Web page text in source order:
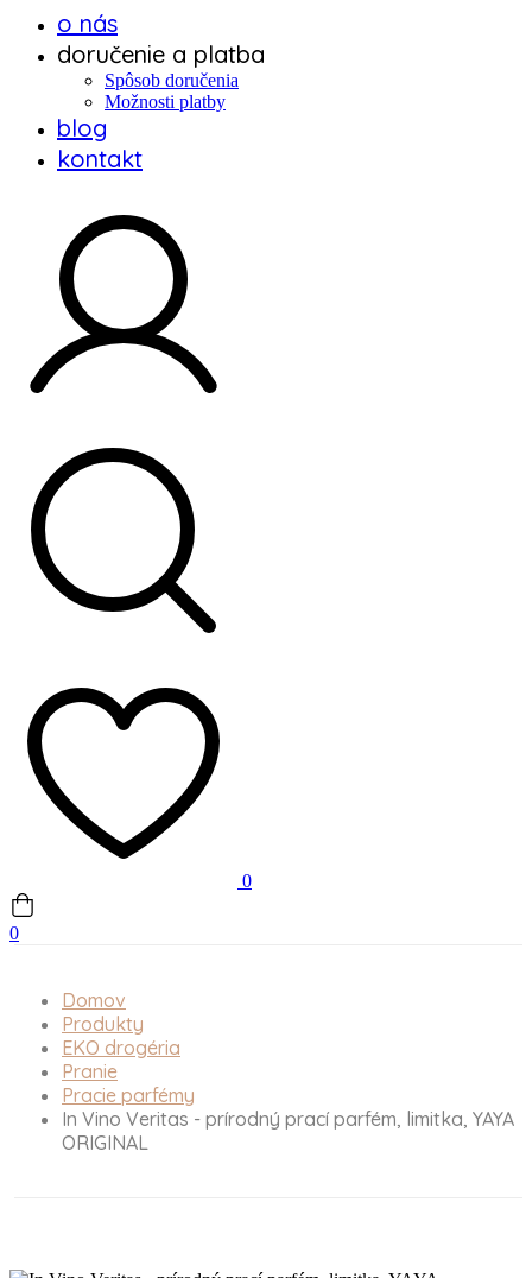
o nás
doručenie a platba
Spôsob doručenia
Možnosti platby
blog
kontakt
0
0
Domov
Produkty
EKO drogéria
Pranie
Pracie parfémy
In Vino Veritas - prírodný prací parfém, limitka, YAYA
ORIGINAL